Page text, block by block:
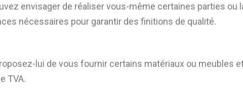
envisager de réaliser vous-même certaines parties ou
nécessaires pour garantir des finitions de qualité.
lui de vous fournir certains matériaux ou meubles
TVA.